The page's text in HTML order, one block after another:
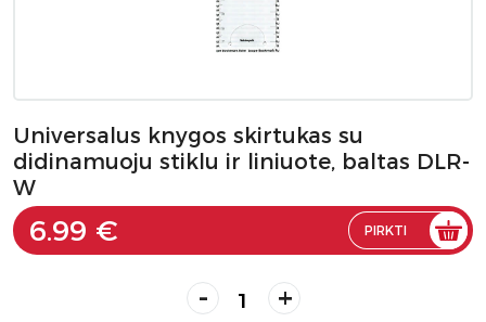
Universalus knygos skirtukas su
didinamuoju stiklu ir liniuote, baltas DLR-
W
6.99 € PIRKTI
- +